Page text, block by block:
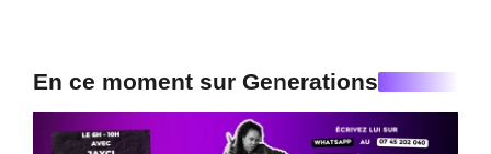
En ce moment sur Generations